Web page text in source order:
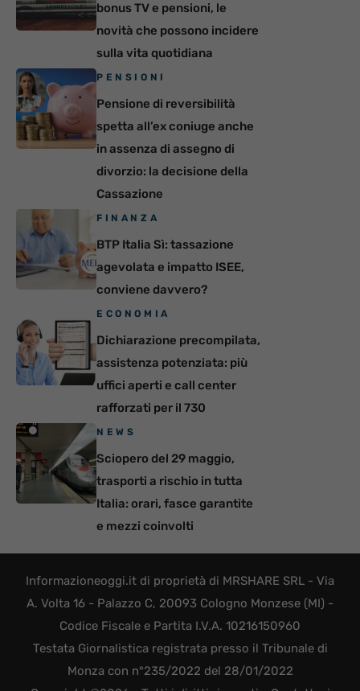
bonus TV e pensioni, le
novità che possono incidere
sulla vita quotidiana
PENSIONI
Pensione di reversibilità
spetta all’ex coniuge anche
in assenza di assegno di
divorzio: la decisione della
Cassazione
FINANZA
BTP Italia Sì: tassazione
agevolata e impatto ISEE,
conviene davvero?
ECONOMIA
Dichiarazione precompilata,
assistenza potenziata: più
uffici aperti e call center
rafforzati per il 730
NEWS
Sciopero del 29 maggio,
trasporti a rischio in tutta
Italia: orari, fasce garantite
e mezzi coinvolti
Informazioneoggi.it di proprietà di MRSHARE SRL - Via
A. Volta 16 - Palazzo C, 20093 Cologno Monzese (MI) -
Codice Fiscale e Partita I.V.A. 10216150960
Testata Giornalistica registrata presso il Tribunale di
Monza con n°235/2022 del 28/01/2022